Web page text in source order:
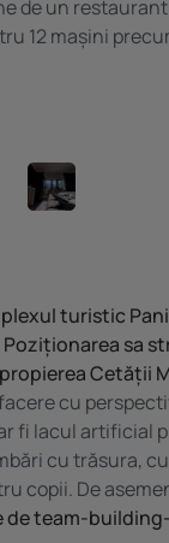
de un
12 mașini
turistic
Poziționarea sa
Cetății
cu
fi lacul artificial
cu trăsura,
copii. De
team-